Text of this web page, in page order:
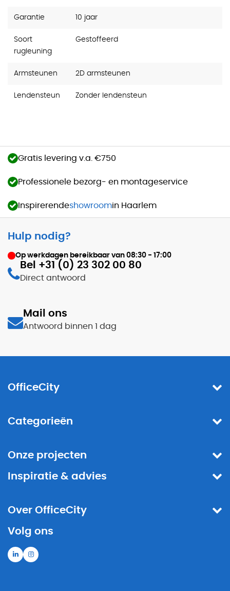
Garantie 10 jaar
Soort
rugleuning
Gestoffeerd
Armsteunen 2D armsteunen
Lendensteun Zonder lendensteun
Gratis levering v.a. €750
Professionele bezorg- en montageservice
Inspirerendeshowroomin Haarlem
Hulp nodig?
Op werkdagen bereikbaar van 08:30 - 17:00
Bel +31 (0) 23 302 00 80
Direct antwoord
Mail ons
Antwoord binnen 1 dag
OfficeCity
Categorieën
Onze projecten
Inspiratie & advies
Over OfficeCity
Volg ons